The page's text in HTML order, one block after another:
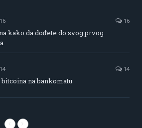
16
kako da dođete do svog prvog
14
bitcoina na bankomatu